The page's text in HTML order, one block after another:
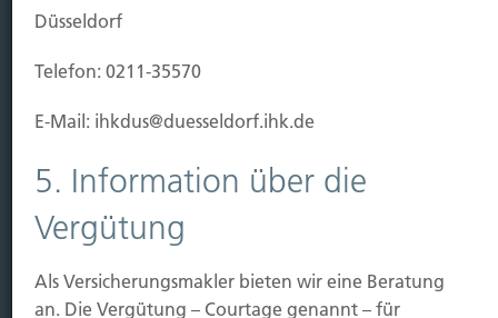
Baubeginn
Einzug/Vermietung
Hubert Brück KG | Inhaber: Dipl. Ökonom Johannes
Brück | Kapellstraße 2 | 40479 Düsseldorf
Telefon: 0211-490066 | Fax:
E-Mail:
Düsseldorf
Telefon: 0211-35570
E-Mail: ihkdus@duesseldorf.ihk.de
5. Information über die
Vergütung
Als Versicherungsmakler bieten wir eine Beratung
an. Die Vergütung – Courtage genannt – für